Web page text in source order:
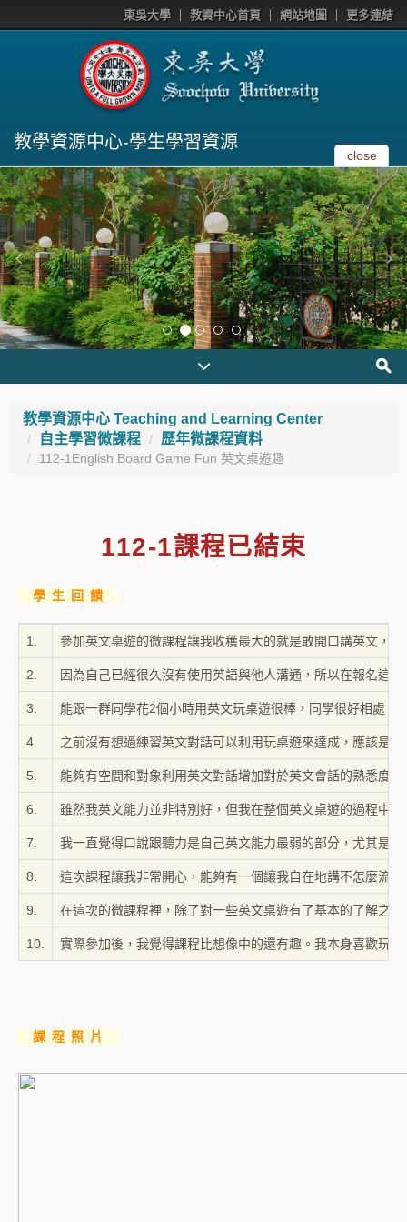
東吳大學 教資中心首頁 網站地圖 更多連結
教學資源中心-學生學習資源
close
教學資源中心 Teaching and Learning Center
自主學習微課程
歷年微課程資料
112-1English Board Game Fun 英文桌遊趣
112-1課程已結束
學 生 回 饋
1. 參加英文桌遊的微課程讓我收穫最大的就是敢開口講英文，
2. 因為自己已經很久沒有使用英語與他人溝通，所以在報名這
3. 能跟一群同學花2個小時用英文玩桌遊很棒，同學很好相處
4. 之前沒有想過練習英文對話可以利用玩桌遊來達成，應該是
5. 能夠有空間和對象利用英文對話增加對於英文會話的熟悉度
6. 雖然我英文能力並非特別好，但我在整個英文桌遊的過程中
7. 我一直覺得口說跟聽力是自己英文能力最弱的部分，尤其是
8. 這次課程讓我非常開心，能夠有一個讓我自在地講不怎麼流
9. 在這次的微課程裡，除了對一些英文桌遊有了基本的了解之
10. 實際參加後，我覺得課程比想像中的還有趣。我本身喜歡玩
課 程 照 片